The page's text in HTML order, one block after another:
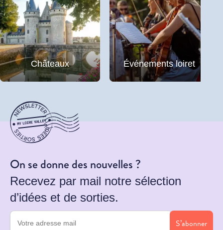
Châteaux Événements loiret
On se donne des nouvelles ?
Recevez par mail notre sélection
d’idées et de sorties.
S’abonner